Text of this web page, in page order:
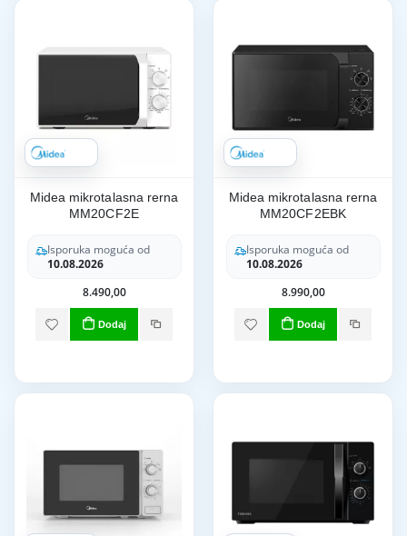
Midea mikrotalasna rerna
MM20CF2E
Isporuka moguća od
10.08.2026
8.490,00
Dodaj
Midea mikrotalasna rerna
MM20CF2EBK
Isporuka moguća od
10.08.2026
8.990,00
Dodaj